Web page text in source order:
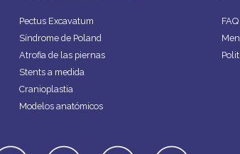
Pectus Excavatum
Síndrome de Poland
Atrofia de las piernas
Stents a medida
Cranioplastia
Modelos anatómicos
FAQ
facebook youtube instagra